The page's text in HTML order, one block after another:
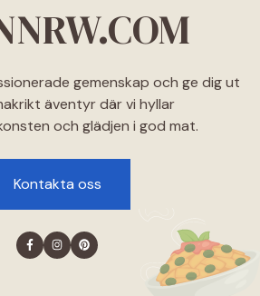
gemenskap och ge dig ut
äventyr där vi hyllar
och glädjen i god mat.
Kontakta oss